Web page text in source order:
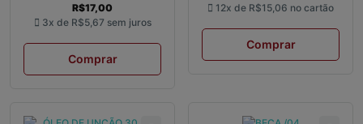
R$17,00
3x de R$5,67 sem juros
Comprar
12x de R$15,06 no cartão
Comprar